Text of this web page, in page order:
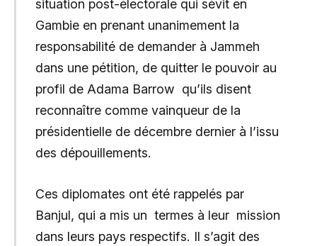
situation post-électorale qui sévit en
Gambie en prenant unanimement la
responsabilité de demander à Jammeh
dans une pétition, de quitter le pouvoir au
profil de Adama Barrow qu’ils disent
reconnaître comme vainqueur de la
présidentielle de décembre dernier à l’issu
des dépouillements.
Ces diplomates ont été rappelés par
Banjul, qui a mis un termes à leur mission
dans leurs pays respectifs. Il s’agit des